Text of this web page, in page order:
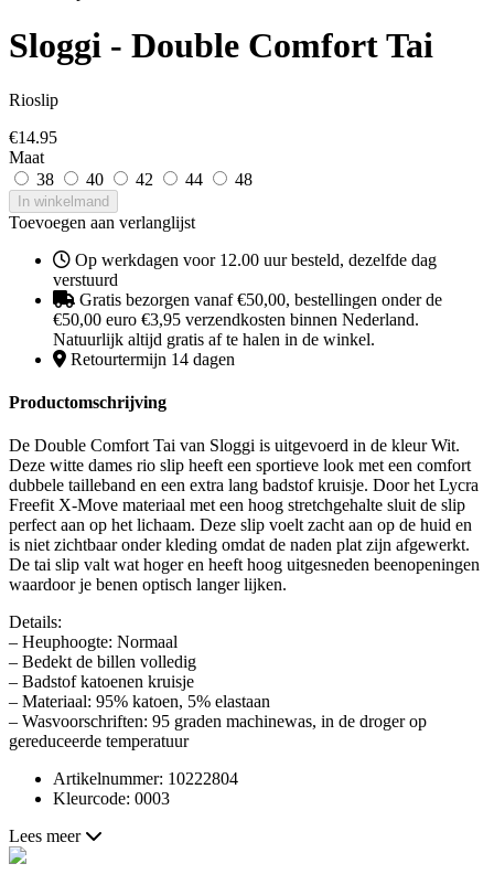
Sloggi - Double Comfort Tai
Rioslip
€14.95
Maat
38
40 42 44 48
In winkelmand
Toevoegen aan verlanglijst
Op werkdagen voor 12.00 uur besteld, dezelfde dag
verstuurd
Gratis bezorgen vanaf €50,00, bestellingen onder de
€50,00 euro €3,95 verzendkosten binnen Nederland.
Natuurlijk altijd gratis af te halen in de winkel.
Retourtermijn 14 dagen
Productomschrijving
De Double Comfort Tai van Sloggi is uitgevoerd in de kleur Wit.
Deze witte dames rio slip heeft een sportieve look met een comfort
dubbele tailleband en een extra lang badstof kruisje. Door het Lycra
Freefit X-Move materiaal met een hoog stretchgehalte sluit de slip
perfect aan op het lichaam. Deze slip voelt zacht aan op de huid en
is niet zichtbaar onder kleding omdat de naden plat zijn afgewerkt.
De tai slip valt wat hoger en heeft hoog uitgesneden beenopeningen
waardoor je benen optisch langer lijken.
Details:
– Heuphoogte: Normaal
– Bedekt de billen volledig
– Badstof katoenen kruisje
– Materiaal: 95% katoen, 5% elastaan
– Wasvoorschriften: 95 graden machinewas, in de droger op
gereduceerde temperatuur
Artikelnummer: 10222804
Kleurcode: 0003
Lees meer